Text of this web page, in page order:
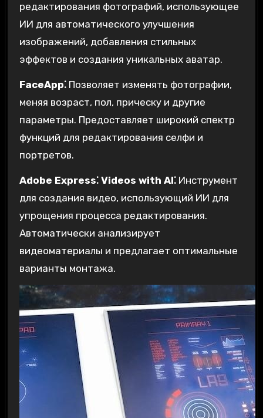
редактирования фотографий, использующее
ИИ для автоматического улучшения
изображений, добавления стильных
эффектов и создания уникальных аватар.
FaceApp⁚Позволяет изменять фотографии,
меняя возраст, пол, прическу и другие
параметры. Предоставляет широкий спектр
функций для редактирования селфи и
портретов.
Adobe Express⁚ Videos with AI⁚Инструмент
для создания видео, использующий ИИ для
упрощения процесса редактирования.
Автоматически анализирует
видеоматериалы и предлагает оптимальные
варианты монтажа.